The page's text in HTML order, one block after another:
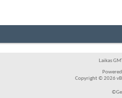
Laikas
Copyright © 2026